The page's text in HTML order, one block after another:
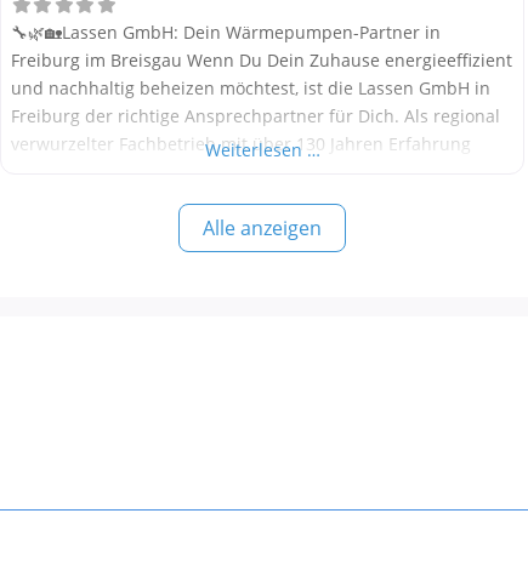
🔧🌿🏡Lassen GmbH: Dein Wärmepumpen-Partner in
Freiburg im Breisgau Wenn Du Dein Zuhause energieeffizient
und nachhaltig beheizen möchtest, ist die Lassen GmbH in
Freiburg der richtige Ansprechpartner für Dich. Als regional
verwurzelter Fachbetrieb mit über 130 Jahren Erfahrung
insbesondere mit Wärmepumpen – für Alt- und Neubauten.
Alle Informationen in diesem Beitrag stammen aus öffentlich
Weiterlesen …
Alle anzeigen